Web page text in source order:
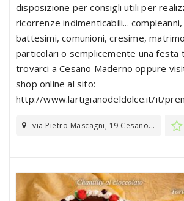
disposizione per consigli utili per
ricorrenze indimenticabili...
battesimi, comunioni, cresime,
particolari o semplicemente una festa
trovarci a Cesano Maderno oppure
shop online al sito:
http://www.lartigianodeldolce.it/it/
via Pietro Mascagni, 19 Cesano...